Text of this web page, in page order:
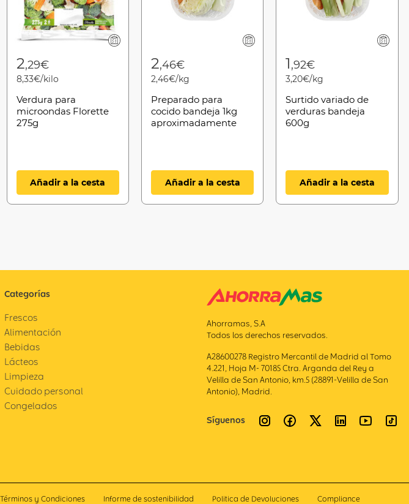
2,29€
8,33€/kilo
Verdura para
microondas Florette
275g
Añadir a la cesta
2,46€
2,46€/kg
Preparado para
cocido bandeja 1kg
aproximadamente
Añadir a la cesta
1,92€
3,20€/kg
Surtido variado de
verduras bandeja
600g
Añadir a la cesta
Categorías
Frescos
Alimentación
Bebidas
Lácteos
Limpieza
Cuidado personal
Congelados
Ahorramas, S.A
Todos los derechos reservados.
A28600278 Registro Mercantil de Madrid al Tomo
4.221, Hoja M- 70185 Ctra. Arganda del Rey a
Velilla de San Antonio, km.5 (28891-Velilla de San
Antonio), Madrid.
Síguenos
Términos y Condiciones Informe de sostenibilidad Politica de Devoluciones Compliance